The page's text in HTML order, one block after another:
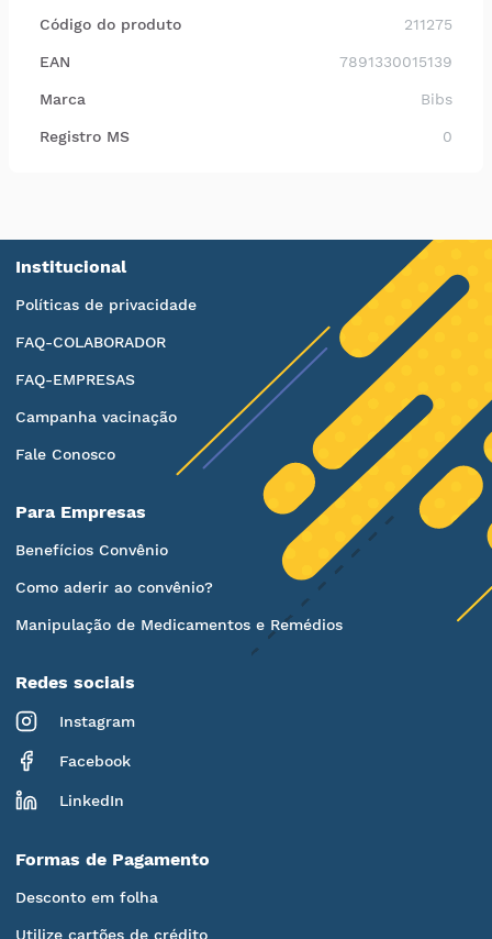
Código do produto 211275
EAN 7891330015139
Marca Bibs
Registro MS 0
Institucional
Políticas de privacidade
FAQ-COLABORADOR
FAQ-EMPRESAS
Campanha vacinação
Fale Conosco
Para Empresas
Benefícios Convênio
Como aderir ao convênio?
Manipulação de Medicamentos e Remédios
Redes sociais
Instagram
Facebook
LinkedIn
Formas de Pagamento
Desconto em folha
Utilize cartões de crédito